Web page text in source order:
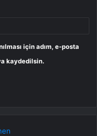
için adım, e-posta
kaydedilsin.